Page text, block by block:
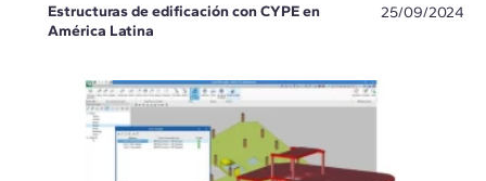
Estructuras de edificación con CYPE en
América Latina
25/09/2024